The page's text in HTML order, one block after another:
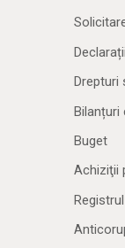
Drepturi
Bilanțuri
Buget
Achiziţii